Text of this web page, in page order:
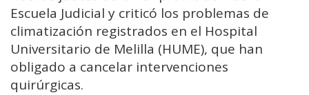
Escuela Judicial y criticó los problemas de
climatización registrados en el Hospital
Universitario de Melilla (HUME), que han
obligado a cancelar intervenciones
quirúrgicas.